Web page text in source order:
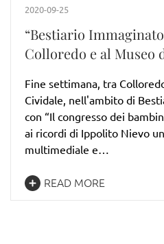
2020-09-25
“Bestiario
Colloredo e al Museo
Fine settimana, tra
Cividale, nell'ambito di
con “Il congresso dei
ai ricordi di Ippolito Nievo
multimediale e…
READ MORE